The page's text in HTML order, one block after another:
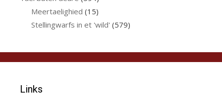
Meertaelighied (15)
Stellingwarfs in et 'wild' (579)
Links